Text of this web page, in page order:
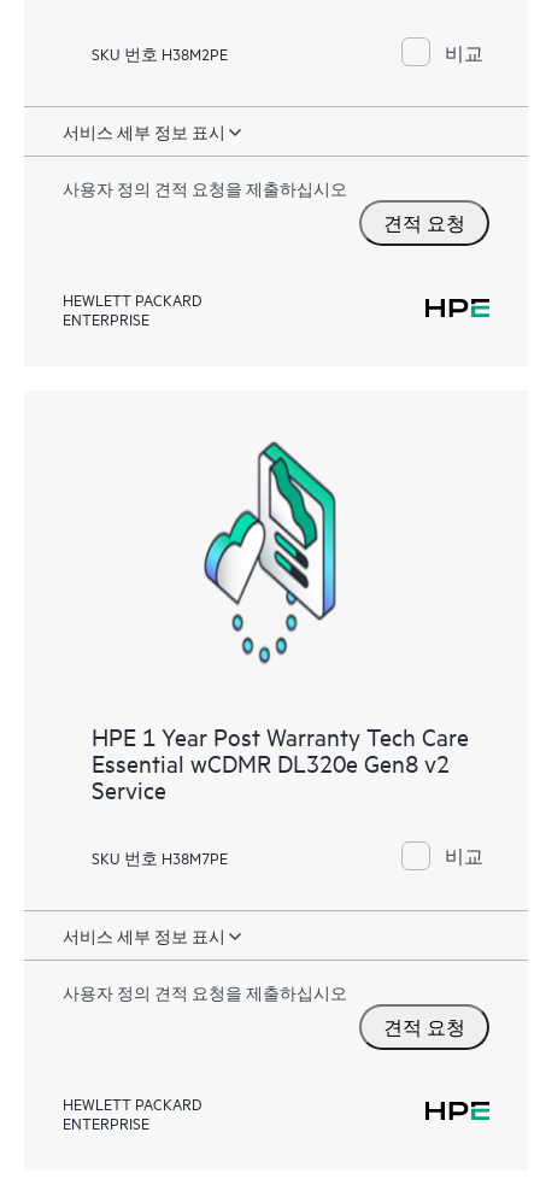
SKU 번호 H38M2PE 비교
서비스 세부 정보 표시
사용자 정의 견적 요청을 제출하십시오
견적 요청
HEWLETT PACKARD
ENTERPRISE
HPE 1 Year Post Warranty Tech Care
Essential wCDMR DL320e Gen8 v2
Service
SKU 번호 H38M7PE 비교
서비스 세부 정보 표시
사용자 정의 견적 요청을 제출하십시오
견적 요청
HEWLETT PACKARD
ENTERPRISE